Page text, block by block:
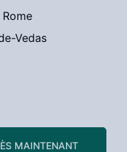
Vedas
MAINTENANT